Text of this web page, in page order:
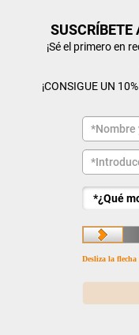
SUSCRÍBETE
¡Sé el primero en
¡CONSIGUE UN
Desliza la